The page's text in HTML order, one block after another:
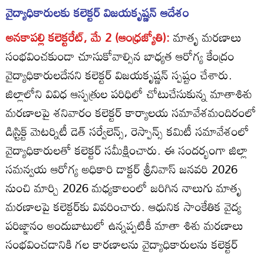
వైద్యాధికారులకు కలెక్టర్‌ విజయకృష్ణన్‌ ఆదేశం
అనకాపల్లి కలెక్టరేట్‌, మే 2 (ఆంధ్రజ్యోతి):మాతృ మరణాలు
సంభవించకుండా చూసుకోవాల్సిన బాధ్యత ఆరోగ్య కేంద్రం
వైద్యాధికారులదేనని కలెక్టర్‌ విజయకృష్ణన్‌ స్పష్టం చేశారు.
జిల్లాలోని వివిధ ఆస్పత్రుల పరిధిలో చోటుచేసుకున్న మాతాశిశు
మరణాలపై శనివారం కలెక్టర్‌ కార్యాలయ సమావేశమందిరంలో
డిస్ర్టిక్ట్‌ మెటర్నిటీ డెత్‌ సర్వేలెన్స్‌, రెస్పాన్స్‌ కమిటీ సమావేశంలో
వైద్యాధికారులతో కలెక్టర్‌ సమీక్షించారు. ఈ సందర్భంగా జిల్లా
సమన్వయ ఆరోగ్య అధికారి డాక్టర్‌ శ్రీనివాస్‌ జనవరి 2026
నుంచి మార్చి 2026 మధ్యకాలంలో జరిగిన నాలుగు మాతృ
మరణాలపై కలెక్టర్‌కు వివరించారు. ఆధునిక సాంకేతిక వైద్య
పరిజ్ఞానం అందుబాటులో ఉన్నప్పటికీ మాతా శిశు మరణాలు
సంభవించడానికి గల కారణాలను వైద్యాధికారులను కలెక్టర్‌